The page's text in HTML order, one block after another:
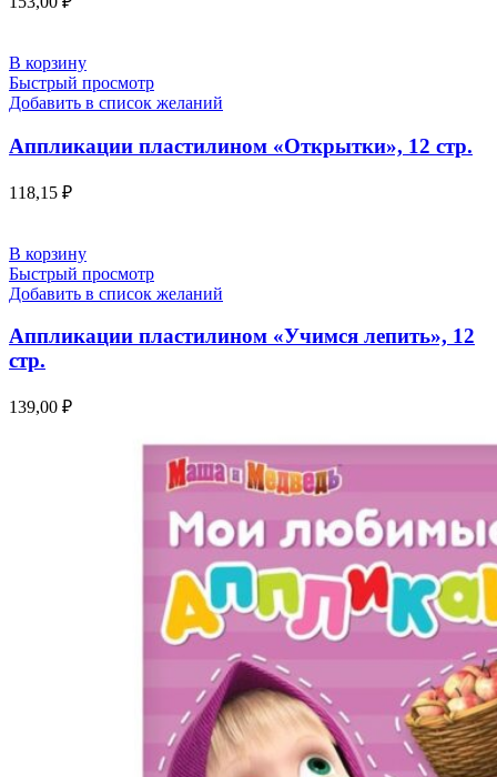
В корзину
Быстрый просмотр
Добавить в список желаний
Аппликации пластилином «Открытки», 12 стр.
118,15 ₽
В корзину
Быстрый просмотр
Добавить в список желаний
Аппликации пластилином «Учимся лепить», 12
стр.
139,00 ₽